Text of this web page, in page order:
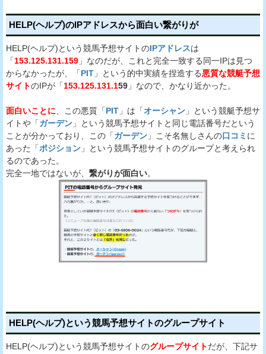
HELP(ヘルプ)のIPアドレスから面白い繋がりが
HELP(ヘルプ)という競馬予想サイトのIPアドレスは
「153.125.131.159 」なのだが、これと完全一致する同一IPは見つ
からなかったが、「PIT 」という的中実績を捏造する悪質な競艇予想
サイトのIPが「153.125.131.159 」なので、かなり近かった。
面白いことに 、この悪質「PIT 」は「オーシャン 」という競艇予想サ
イトや「ガーデン 」という競馬予想サイトと同じ電話番号だという
ことが分かっており、この「ガーデン 」こそ名無しさんの口コミ に
あった「ポジション 」という競馬予想サイトのグループと考えられ
るのであった。
完全一地ではないが、 繋がりが面白い。
HELP(ヘルプ)という競馬予想サイトのグループサイト
HELP(ヘルプ)という競馬予想サイトのグループサイトだが、下記サ